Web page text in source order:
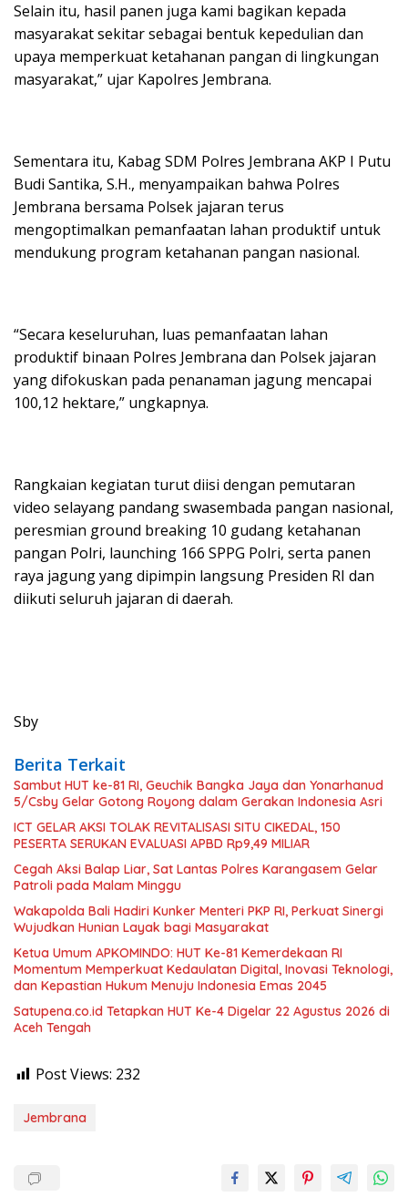
Selain itu, hasil panen juga kami bagikan kepada
masyarakat sekitar sebagai bentuk kepedulian dan
upaya memperkuat ketahanan pangan di lingkungan
masyarakat,” ujar Kapolres Jembrana.
Sementara itu, Kabag SDM Polres Jembrana AKP I Putu
Budi Santika, S.H., menyampaikan bahwa Polres
Jembrana bersama Polsek jajaran terus
mengoptimalkan pemanfaatan lahan produktif untuk
mendukung program ketahanan pangan nasional.
“Secara keseluruhan, luas pemanfaatan lahan
produktif binaan Polres Jembrana dan Polsek jajaran
yang difokuskan pada penanaman jagung mencapai
100,12 hektare,” ungkapnya.
Rangkaian kegiatan turut diisi dengan pemutaran
video selayang pandang swasembada pangan nasional,
peresmian ground breaking 10 gudang ketahanan
pangan Polri, launching 166 SPPG Polri, serta panen
raya jagung yang dipimpin langsung Presiden RI dan
diikuti seluruh jajaran di daerah.
Sby
Berita Terkait
Sambut HUT ke-81 RI, Geuchik Bangka Jaya dan Yonarhanud
5/Csby Gelar Gotong Royong dalam Gerakan Indonesia Asri
ICT GELAR AKSI TOLAK REVITALISASI SITU CIKEDAL, 150
PESERTA SERUKAN EVALUASI APBD Rp9,49 MILIAR
Cegah Aksi Balap Liar, Sat Lantas Polres Karangasem Gelar
Patroli pada Malam Minggu
Wakapolda Bali Hadiri Kunker Menteri PKP RI, Perkuat Sinergi
Wujudkan Hunian Layak bagi Masyarakat
Ketua Umum APKOMINDO: HUT Ke-81 Kemerdekaan RI
Momentum Memperkuat Kedaulatan Digital, Inovasi Teknologi,
dan Kepastian Hukum Menuju Indonesia Emas 2045
Satupena.co.id Tetapkan HUT Ke-4 Digelar 22 Agustus 2026 di
Aceh Tengah
Post Views: 232
Jembrana